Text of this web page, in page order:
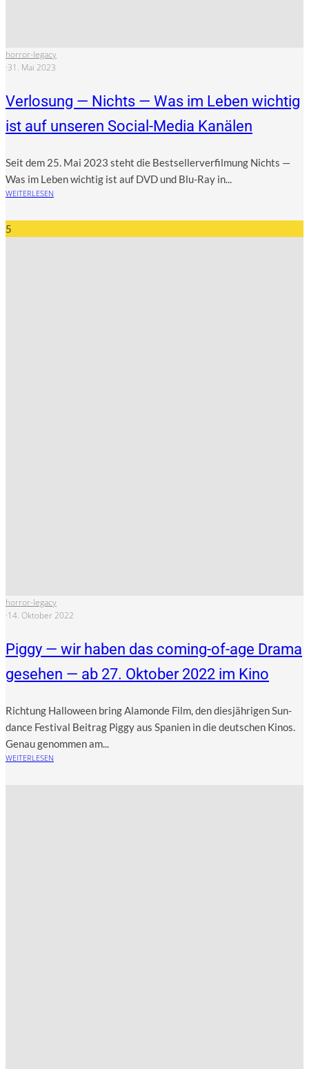
horror-legacy
·31. Mai 2023
Verlosung — Nichts — Was im Leben wichtig
ist auf unseren Social-Media Kanälen
Seit dem 25. Mai 2023 steht die Best­sel­ler­ver­fil­mung Nichts —
Was im Leben wich­tig ist auf DVD und Blu-Ray in...
WEITERLESEN
5
horror-legacy
·14. Oktober 2022
Piggy — wir haben das coming-of-age Drama
gesehen — ab 27. Oktober 2022 im Kino
Rich­tung Hal­lo­ween bring Ala­mon­de Film, den dies­jäh­ri­gen Sun­
dance Fes­ti­val Bei­trag Pig­gy aus Spa­ni­en in die deut­schen Kinos.
Genau genom­men am...
WEITERLESEN